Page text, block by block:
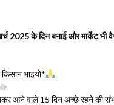
2025 के दिन बनाई और मार्केट भी
भाइयों*
आने वाले 15 दिन अच्छे रहने की